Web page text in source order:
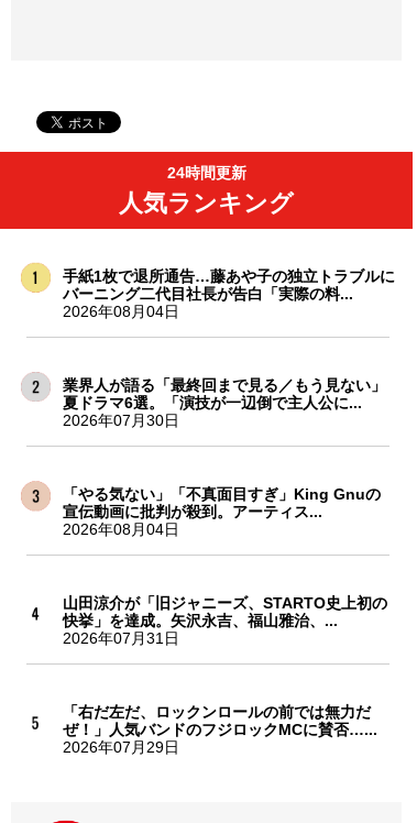
24時間更新
人気ランキング
手紙1枚で退所通告…藤あや子の独立トラブルに
バーニング二代目社長が告白「実際の料...
2026年08月04日
業界人が語る「最終回まで見る／もう見ない」
夏ドラマ6選。「演技が一辺倒で主人公に...
2026年07月30日
「やる気ない」「不真面目すぎ」King Gnuの
宣伝動画に批判が殺到。アーティス...
2026年08月04日
山田涼介が「旧ジャニーズ、STARTO史上初の
快挙」を達成。矢沢永吉、福山雅治、...
2026年07月31日
「右だ左だ、ロックンロールの前では無力だ
ぜ！」人気バンドのフジロックMCに賛否…...
2026年07月29日